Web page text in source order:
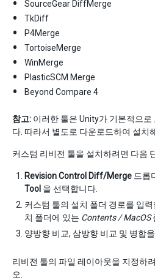
SourceGear DiffMerge
TkDiff
P4Merge
TortoiseMerge
WinMerge
PlasticSCM Merge
Beyond Compare 4
참고: 이러한 툴은 Unity가 기본적으로
다. 따라서 별도로 다운로드하여 설치
커스텀 리비전 툴을 설치하려면 다음
Revision Control Diff/Merge 드롭
Tool 을 선택합니다.
커스텀 툴의 설치 폴더 경로를 입
치 폴더에 있는 Contents / MacOS
양방향 비교, 삼방향 비교 및 병합
리비전 툴의 파일 레이아웃을 지정하
오.